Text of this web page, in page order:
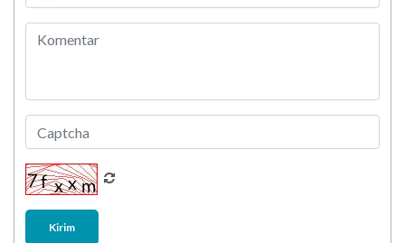
Berani Selesaikan Challenge 6.000 Langkah?
Kirim